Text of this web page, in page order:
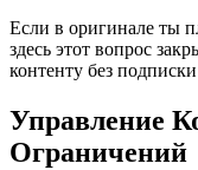
Если в оригинале ты
здесь этот вопрос
контенту без
Управление
Ограничений